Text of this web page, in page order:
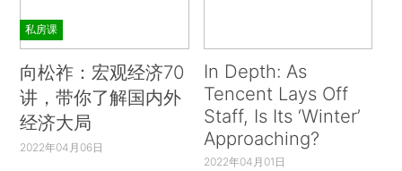
私房课
向松祚：宏观经济70
讲，带你了解国内外
经济大局
2022年04月06日
In Depth: As
Tencent Lays Off
Staff, Is Its ‘Winter’
Approaching?
2022年04月01日